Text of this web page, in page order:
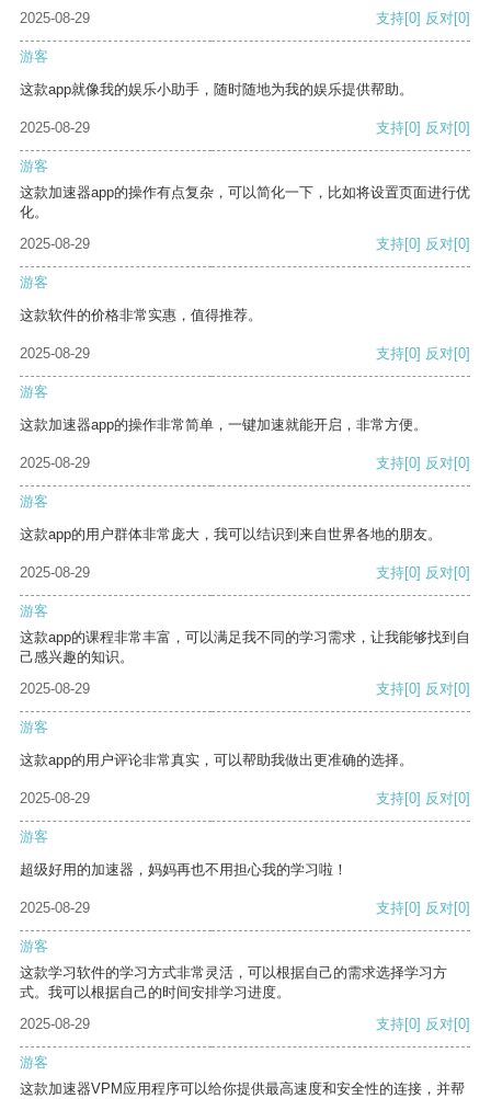
2025-08-29 支持[0] 反对[0]
游客
这款app就像我的娱乐小助手，随时随地为我的娱乐提供帮助。
2025-08-29 支持[0] 反对[0]
游客
这款加速器app的操作有点复杂，可以简化一下，比如将设置页面进行优
化。
2025-08-29
支持[0] 反对[0]
游客
这款软件的价格非常实惠，值得推荐。
2025-08-29 支持[0] 反对[0]
游客
这款加速器app的操作非常简单，一键加速就能开启，非常方便。
2025-08-29 支持[0] 反对[0]
游客
这款app的用户群体非常庞大，我可以结识到来自世界各地的朋友。
2025-08-29 支持[0] 反对[0]
游客
这款app的课程非常丰富，可以满足我不同的学习需求，让我能够找到自
己感兴趣的知识。
2025-08-29
支持[0] 反对[0]
游客
这款app的用户评论非常真实，可以帮助我做出更准确的选择。
2025-08-29 支持[0] 反对[0]
游客
超级好用的加速器，妈妈再也不用担心我的学习啦！
2025-08-29 支持[0] 反对[0]
游客
这款学习软件的学习方式非常灵活，可以根据自己的需求选择学习方
式。我可以根据自己的时间安排学习进度。
2025-08-29
支持[0] 反对[0]
游客
这款加速器VPM应用程序可以给你提供最高速度和安全性的连接，并帮